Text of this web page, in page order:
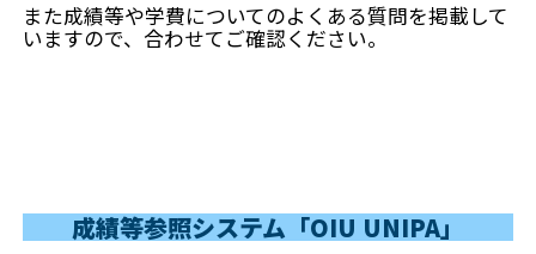
また成績等や学費についてのよくある質問を掲載して
いますので、合わせてご確認ください。
成績等参照システム「OIU UNIPA」